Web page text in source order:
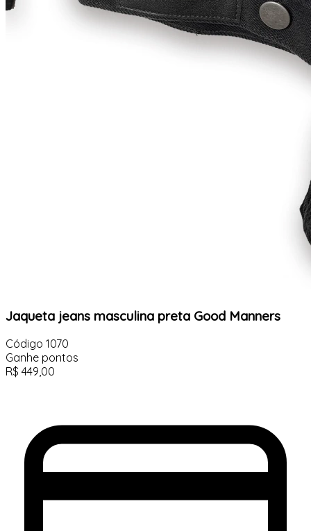
Jaqueta jeans masculina preta Good Manners
Código 1070
Ganhe pontos
R$ 449,00